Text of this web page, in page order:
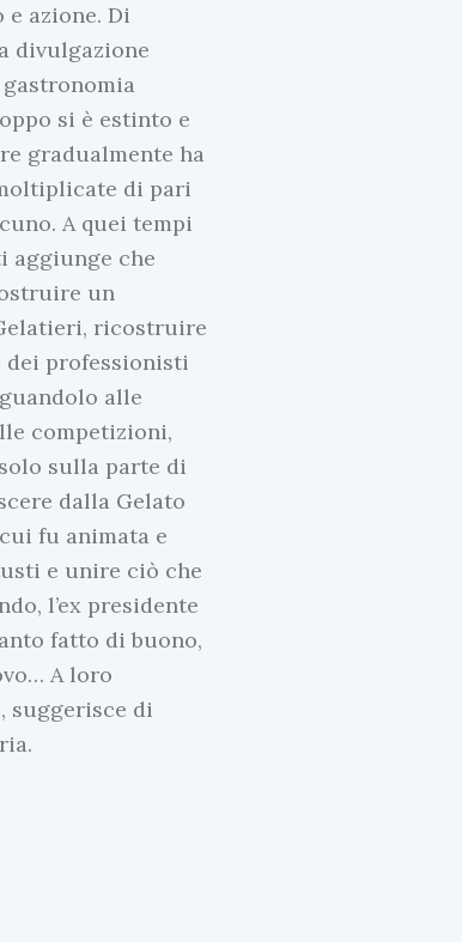
azione. Di
divulgazione
si è estinto e
gradualmente ha
di pari
A quei tempi
aggiunge che
un
ricostruire
dei professionisti
alle
competizioni,
sulla parte di
dalla Gelato
fu animata e
e unire ciò che
l’ex presidente
fatto di buono,
A loro
suggerisce di